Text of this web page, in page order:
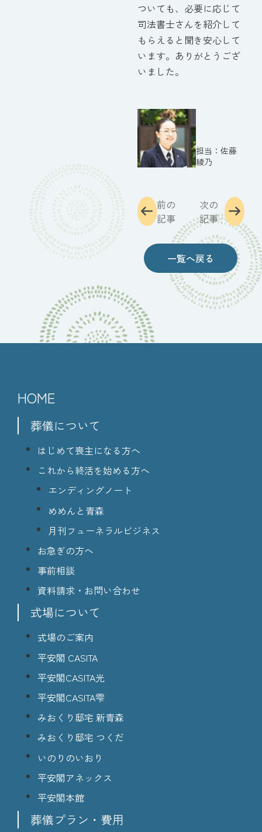
ついても、必要に応じて
司法書士さんを紹介して
もらえると聞き安心して
います。ありがとうござ
いました。
佐藤
綾乃
前の
記事
一覧へ戻る
次の
記事
HOME
葬儀について
はじめて喪主になる方へ
これから終活を始める方へ
エンディングノート
めめんと青森
月刊フューネラルビジネス
お急ぎの方へ
事前相談
資料請求・お問い合わせ
式場について
式場のご案内
平安閣 CASITA
平安閣CASITA光
平安閣CASITA雫
みおくり邸宅 新青森
みおくり邸宅 つくだ
いのりのいおり
平安閣アネックス
平安閣本館
葬儀プラン・費用